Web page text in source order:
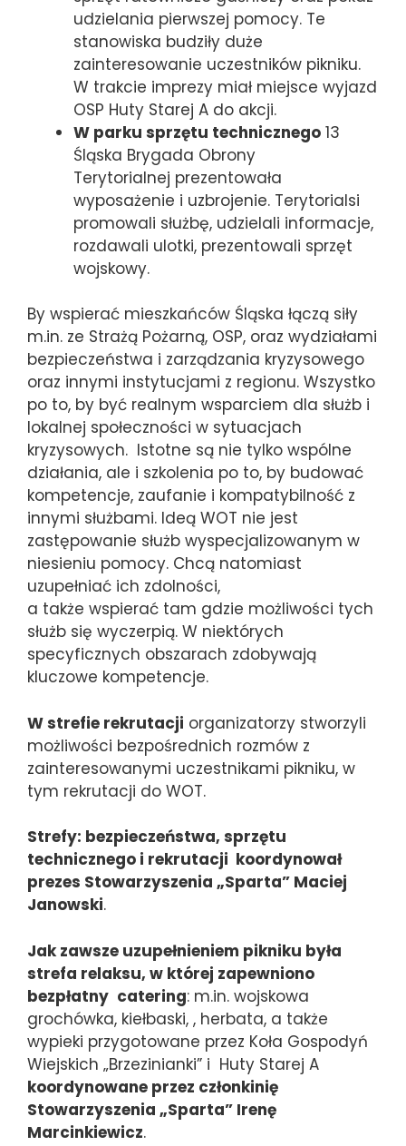
udzielania pierwszej pomocy. Te
stanowiska budziły duże
zainteresowanie uczestników pikniku.
W trakcie imprezy miał miejsce wyjazd
OSP Huty Starej A do akcji.
W parku sprzętu technicznego 13
Śląska Brygada Obrony
Terytorialnej prezentowała
wyposażenie i uzbrojenie. Terytorialsi
promowali służbę, udzielali informacje,
rozdawali ulotki, prezentowali sprzęt
wojskowy.
By wspierać mieszkańców Śląska łączą siły
m.in. ze Strażą Pożarną, OSP, oraz wydziałami
bezpieczeństwa i zarządzania kryzysowego
oraz innymi instytucjami z regionu. Wszystko
po to, by być realnym wsparciem dla służb i
lokalnej społeczności w sytuacjach
kryzysowych. Istotne są nie tylko wspólne
działania, ale i szkolenia po to, by budować
kompetencje, zaufanie i kompatybilność z
innymi służbami. Ideą WOT nie jest
zastępowanie służb wyspecjalizowanym w
niesieniu pomocy. Chcą natomiast
uzupełniać ich zdolności,
a także wspierać tam gdzie możliwości tych
służb się wyczerpią. W niektórych
specyficznych obszarach zdobywają
kluczowe kompetencje.
W strefie rekrutacji organizatorzy stworzyli
możliwości bezpośrednich rozmów z
zainteresowanymi uczestnikami pikniku, w
tym rekrutacji do WOT.
Strefy: bezpieczeństwa, sprzętu
technicznego i rekrutacji koordynował
prezes Stowarzyszenia „Sparta” Maciej
Janowski.
Jak zawsze uzupełnieniem pikniku była
strefa relaksu, w której zapewniono
bezpłatny catering: m.in. wojskowa
grochówka, kiełbaski, , herbata, a także
wypieki przygotowane przez Koła Gospodyń
Wiejskich „Brzezinianki” i Huty Starej A
koordynowane przez członkinię
Stowarzyszenia „Sparta” Irenę
Marcinkiewicz.